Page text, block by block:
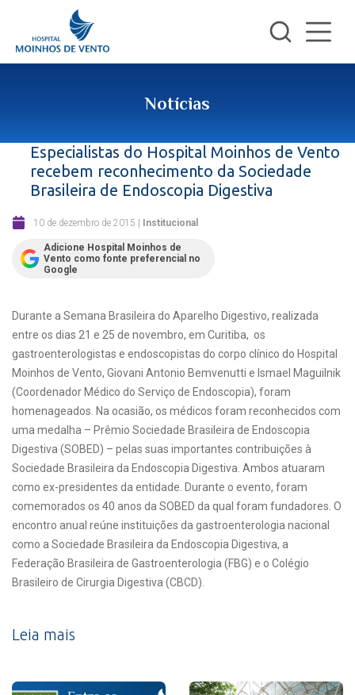
Notícias
Especialistas do Hospital Moinhos de Vento
recebem reconhecimento da Sociedade
Brasileira de Endoscopia Digestiva
10 de dezembro de 2015 | Institucional
Adicione Hospital Moinhos de
Vento como fonte preferencial no
Google
Durante a Semana Brasileira do Aparelho Digestivo, realizada
entre os dias 21 e 25 de novembro, em Curitiba, os
gastroenterologistas e endoscopistas do corpo clínico do Hospital
Moinhos de Vento, Giovani Antonio Bemvenutti e Ismael Maguilnik
(Coordenador Médico do Serviço de Endoscopia), foram
homenageados. Na ocasião, os médicos foram reconhecidos com
uma medalha – Prêmio Sociedade Brasileira de Endoscopia
Digestiva (SOBED) – pelas suas importantes contribuições à
Sociedade Brasileira da Endoscopia Digestiva. Ambos atuaram
como ex-presidentes da entidade. Durante o evento, foram
comemorados os 40 anos da SOBED da qual foram fundadores. O
encontro anual reúne instituições da gastroenterologia nacional
como a Sociedade Brasileira da Endoscopia Digestiva, a
Federação Brasileira de Gastroenterologia (FBG) e o Colégio
Brasileiro de Cirurgia Digestiva (CBCD).
Leia mais